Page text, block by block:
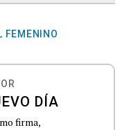
FEMENINO
DÍA
firma,